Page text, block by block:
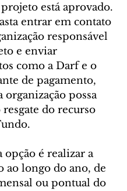
está aprovado.
entrar em contato
responsável
e enviar
como a Darf e o
de pagamento,
organização possa
do recurso
opção é realizar a
ao longo do ano, de
ou pontual do